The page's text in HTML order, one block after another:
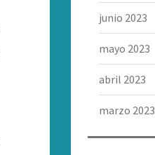
junio 2023
mayo 2023
abril 2023
marzo 2023